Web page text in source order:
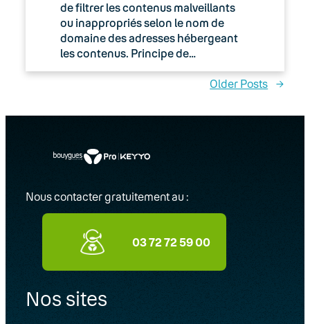
de filtrer les contenus malveillants
ou inappropriés selon le nom de
domaine des adresses hébergeant
les contenus. Principe de…
Older Posts →
Nous contacter gratuitement au :
03 72 72 59 00
Nos sites